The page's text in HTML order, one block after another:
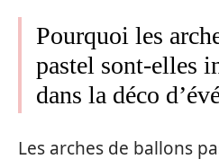
Pourquoi les
pastel sont-elles
dans la déco
Les arches de ballons